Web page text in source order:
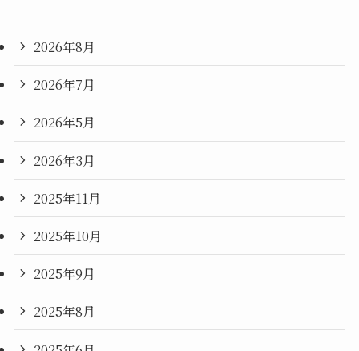
2026年8月
2026年7月
2026年5月
2026年3月
2025年11月
2025年10月
2025年9月
2025年8月